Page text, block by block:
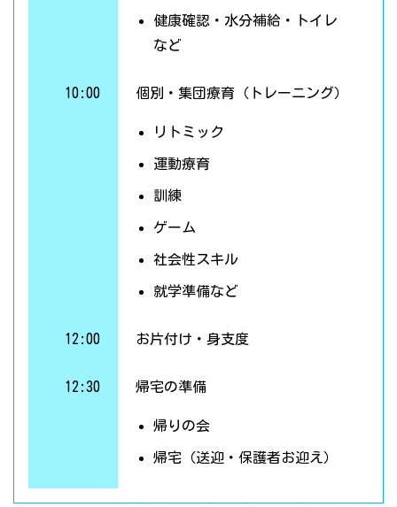
健康確認・水分補給・トイレ
など
10:00 個別・集団療育（トレーニング）
リトミック
運動療育
訓練
ゲーム
社会性スキル
就学準備など
12:00 お片付け・身支度
12:30 帰宅の準備
帰りの会
帰宅（送迎・保護者お迎え）